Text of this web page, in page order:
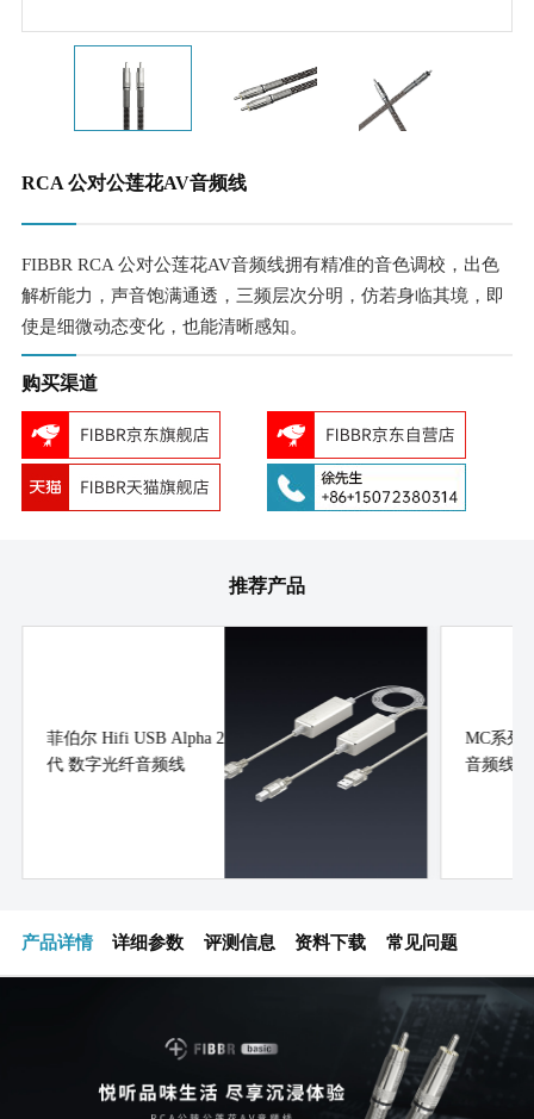
RCA 公对公莲花AV音频线
FIBBR RCA 公对公莲花AV音频线拥有精准的音色调校，出色
解析能力，声音饱满通透，三频层次分明，仿若身临其境，即
使是细微动态变化，也能清晰感知。
购买渠道
推荐产品
菲伯尔 Hifi USB Alpha 2
代 数字光纤音频线
MC系列
音频线
产品详情 详细参数 评测信息 资料下载 常见问题